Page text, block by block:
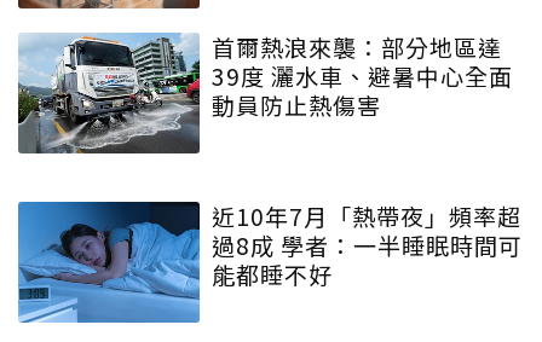
首爾熱浪來襲：部分地區達
39度 灑水車、避暑中心全面
動員防止熱傷害
近10年7月「熱帶夜」頻率超
過8成 學者：一半睡眠時間可
能都睡不好